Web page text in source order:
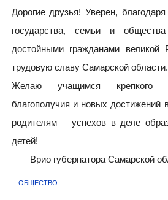
Дорогие друзья! Уверен,
государства, семьи и
достойными гражданами великой
трудовую славу Самарской области.
Желаю учащимся крепкого
благополучия и новых достижений
родителям – успехов в деле
детей!
Врио губернатора Самарской
ОБЩЕСТВО